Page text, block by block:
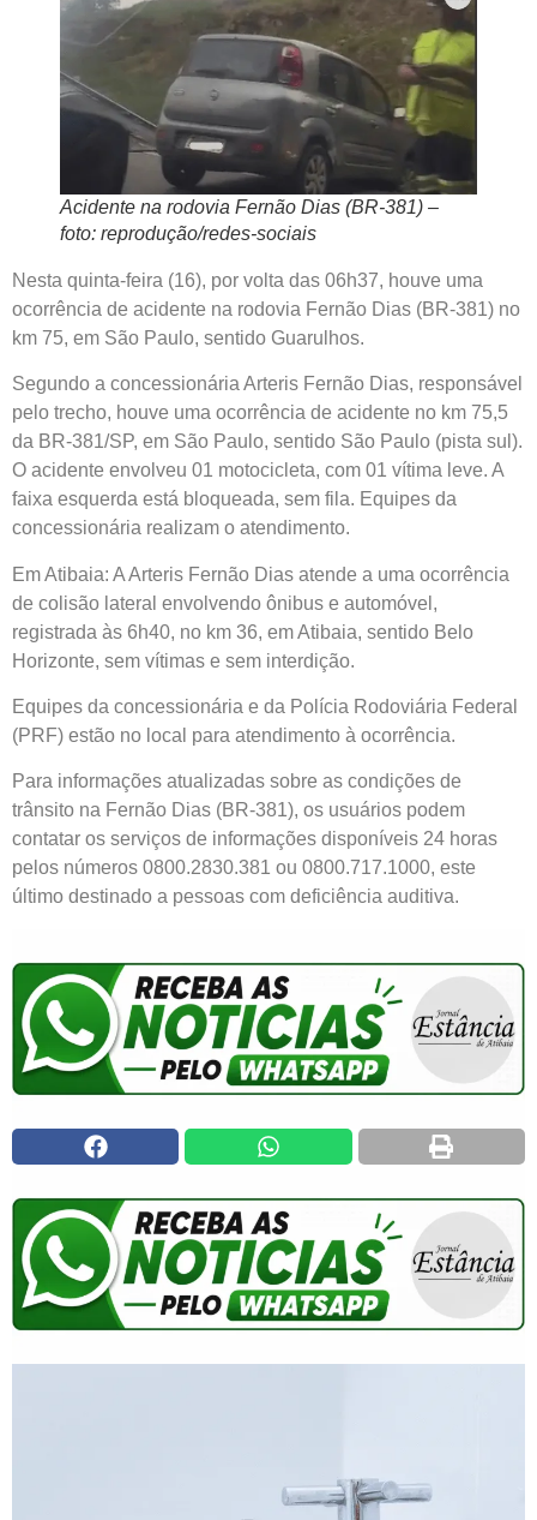
Acidente na rodovia Fernão Dias (BR-381) –
foto: reprodução/redes-sociais
Nesta quinta-feira (16), por volta das 06h37, houve uma
ocorrência de acidente na rodovia Fernão Dias (BR-381) no
km 75, em São Paulo, sentido Guarulhos.
Segundo a concessionária Arteris Fernão Dias, responsável
pelo trecho, houve uma ocorrência de acidente no km 75,5
da BR-381/SP, em São Paulo, sentido São Paulo (pista sul).
O acidente envolveu 01 motocicleta, com 01 vítima leve. A
faixa esquerda está bloqueada, sem fila. Equipes da
concessionária realizam o atendimento.
Em Atibaia: A Arteris Fernão Dias atende a uma ocorrência
de colisão lateral envolvendo ônibus e automóvel,
registrada às 6h40, no km 36, em Atibaia, sentido Belo
Horizonte, sem vítimas e sem interdição.
Equipes da concessionária e da Polícia Rodoviária Federal
(PRF) estão no local para atendimento à ocorrência.
Para informações atualizadas sobre as condições de
trânsito na Fernão Dias (BR-381), os usuários podem
contatar os serviços de informações disponíveis 24 horas
pelos números 0800.2830.381 ou 0800.717.1000, este
último destinado a pessoas com deficiência auditiva.